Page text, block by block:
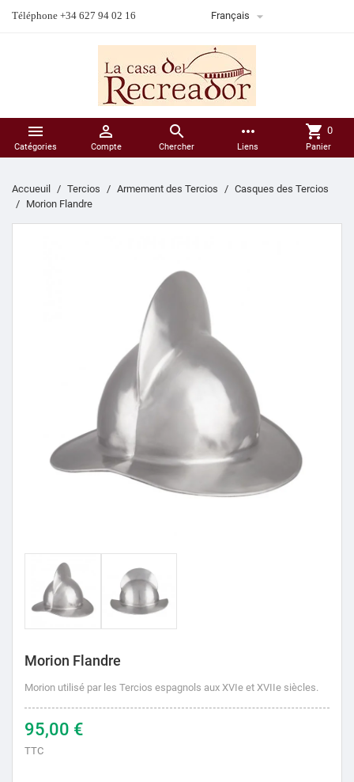
Téléphone +34 627 94 02 16 Français 

Catégories

Compte

Chercher
more_horiz
Liens
shopping_cart 0
Panier
Accueuil Tercios Armement des Tercios
Casques des Tercios
Morion Flandre
Morion Flandre
Morion utilisé par les Tercios espagnols aux XVIe et XVIIe siècles.
95,00 €
TTC